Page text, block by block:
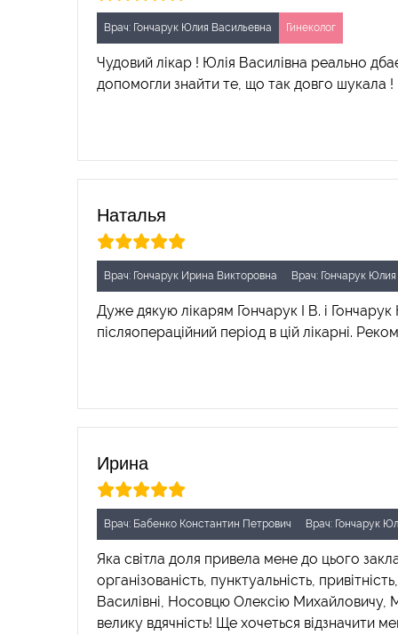
Врач: Гончарук Юлия Васильевна Гинеколог
Чудовий лікар ! Юлія Василівна реально
допомогли знайти те, що так довго шукала !
Наталья
Врач: Гончарук Ирина Викторовна Врач: Гончарук
Дуже дякую лікарям Гончарук І В. і
післяопераційний період в цій лікарні.
Ирина
Врач: Бабенко Константин Петрович Врач: Гончарук
Яка світла доля привела мене до цього
організованість, пунктуальність,
Василівні, Носовцю Олексію Михайловичу,
велику вдячність! Ще хочеться відзначити